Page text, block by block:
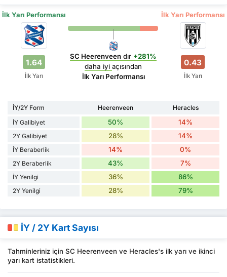
İlk Yarı Performansı İlk Yarı Performansı
1.64
İlk Yarı
SC Heerenveen dır +281%
daha iyiaçısından
İlk Yarı Performansı
0.43
İlk Yarı
İY/2Y Form Heerenveen
Heracles
İY Galibiyet
50% 14%
2Y Galibiyet 28% 14%
İY Beraberlik 14% 0%
2Y Beraberlik 43% 7%
İY Yenilgi 36% 86%
2Y Yenilgi 28% 79%
İY / 2Y Kart Sayısı
Tahminleriniz için SC Heerenveen ve Heracles's ilk yarı ve ikinci
yarı kart istatistikleri.